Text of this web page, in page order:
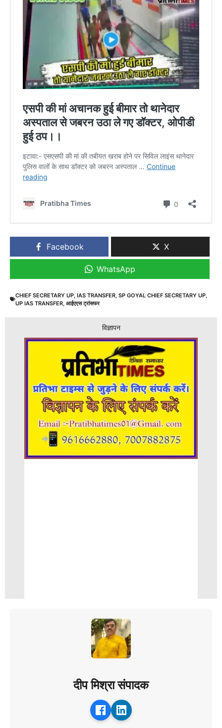
Facebook X
WhatsApp
CHIEF SECRETARY UP, IAS TRANSFER, SP GOYAL CHIEF SECRETARY UP,
UP IAS TRANSFER, आईएएस ट्रांसफर
विज्ञापन
दीप मिश्रा संपादक